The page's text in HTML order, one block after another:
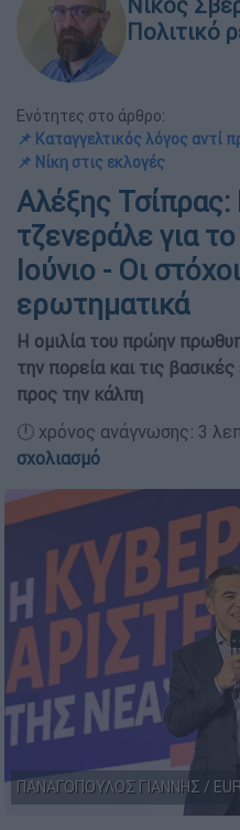
Πολιτικό
Ενότητες στο άρθρο:
📌 Καταγγελτικός λόγος αντί
📌 Νίκη στις εκλογές
Αλέξης
τζενεράλε για
Ιούνιο - Οι
ερωτηματικά
Η ομιλία του πρώην
την πορεία και τις
προς την κάλπη
🕛 χρόνος ανάγνωσης: 3
σχολιασμό
ΠΑΝΑΓΟΠΟΥΛΟΣ ΓΙΑΝΝΗΣ /